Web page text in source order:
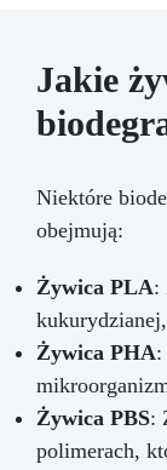
Jakie
Niektóre
obejmują:
Żywica PLA:
Żywica PHA:
Żywica PBS:
polimerach,